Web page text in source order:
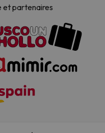
et partenaires